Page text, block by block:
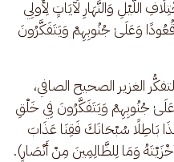
اللَّيْلِ وَالنَّهَارِ لَآيَاتٍ لِأُولِي
وَعَلَىٰ جُنُوبِهِمْ وَيَتَفَكَّرُونَ
الغزير الصحيح الصافي،
جُنُوبِهِمْ وَيَتَفَكَّرُونَ فِي خَلْقِ
بَاطِلًا سُبْحَانَكَ فَقِنَا عَذَابَ
وَمَا لِلظَّالِمِينَ مِنْ أَنْصَارٍ).